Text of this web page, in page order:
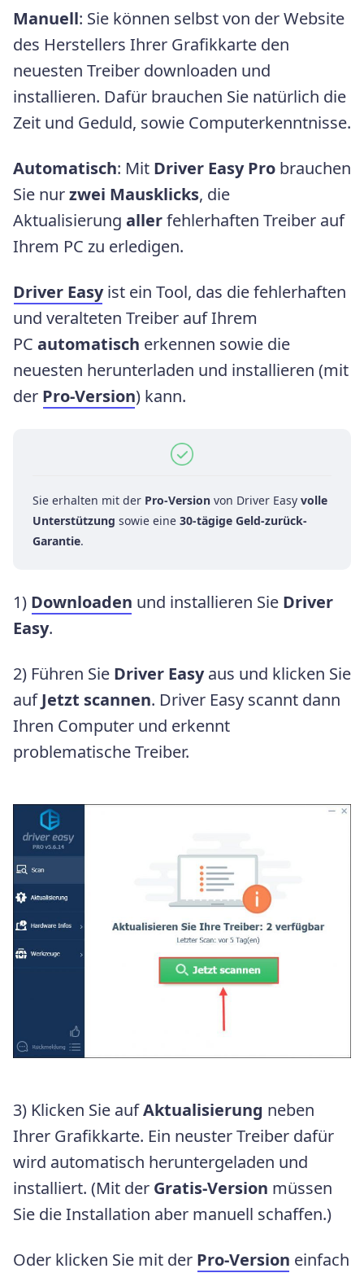
Manuell: Sie können selbst von der Website
des Herstellers Ihrer Grafikkarte den
neuesten Treiber downloaden und
installieren. Dafür brauchen Sie natürlich die
Zeit und Geduld, sowie Computerkenntnisse.
Automatisch: Mit Driver Easy Pro brauchen
Sie nurzwei Mausklicks, die
Aktualisierung allerfehlerhaften Treiber auf
Ihrem PC zu erledigen.
Driver Easyist ein Tool, das die fehlerhaften
und veralteten Treiber auf Ihrem
PC automatisch erkennen sowie die
neuesten herunterladen und installieren (mit
der Pro-Version) kann.
Sie erhalten mit der Pro-Version von Driver Easy volle
Unterstützung sowie eine 30-tägige Geld-zurück-
Garantie.
1) Downloaden und installieren Sie Driver
Easy.
2) Führen Sie Driver Easyaus und klicken Sie
aufJetzt scannen. Driver Easy scannt dann
Ihren Computer und erkennt
problematische Treiber.
3) Klicken Sie aufAktualisierung neben
Ihrer Grafikkarte. Ein neuster Treiber dafür
wird automatisch heruntergeladen und
installiert. (Mit der Gratis-Version müssen
Sie die Installation aber manuell schaffen.)
Oder klicken Sie mit der Pro-Version einfach